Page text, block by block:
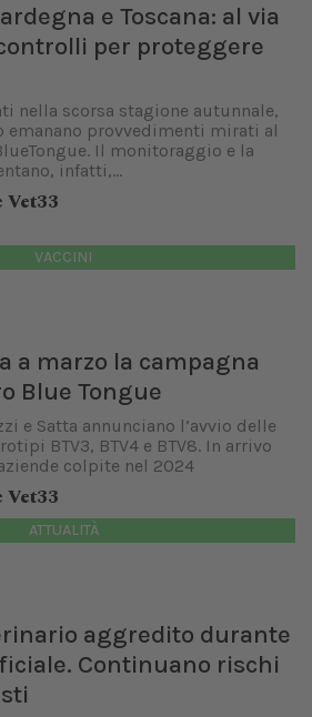
e Toscana: al via
per proteggere
nella scorsa stagione autunnale,
emanano provvedimenti mirati al
Il monitoraggio e la
infatti,...
Vet33
VACCINI
a marzo la campagna
Blue Tongue
e Satta annunciano l’avvio delle
BTV3, BTV4 e BTV8. In arrivo
colpite nel 2024
Vet33
ATTUALITÀ
aggredito durante
Continuano rischi